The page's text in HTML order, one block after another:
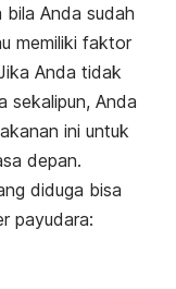
bila Anda sudah
memiliki faktor
Anda tidak
sekalipun, Anda
ini untuk
depan.
diduga bisa
payudara: